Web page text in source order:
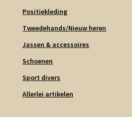
Positiekleding
Tweedehands/Nieuw heren
Jassen & accessoires
Schoenen
Sport divers
Allerlei artikelen